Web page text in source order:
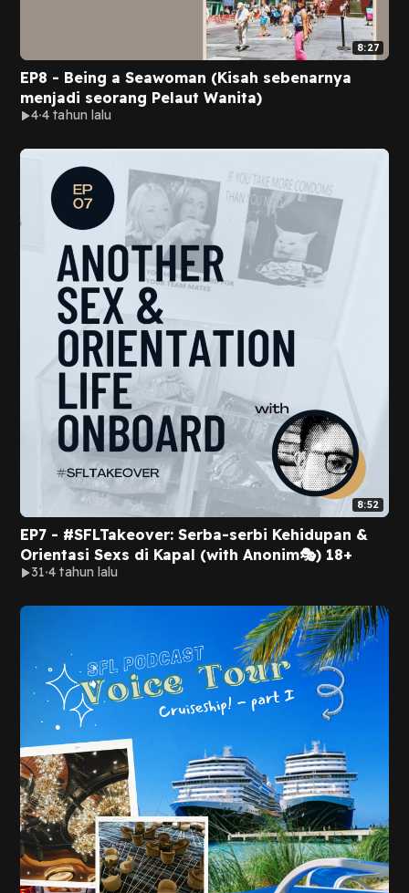
8:27
EP8 - Being a Seawoman (Kisah sebenarnya
menjadi seorang Pelaut Wanita)
4 4 tahun lalu
8:52
EP7 - #SFLTakeover: Serba-serbi Kehidupan &
Orientasi Sexs di Kapal (with Anonim🎭) 18+
31 4 tahun lalu